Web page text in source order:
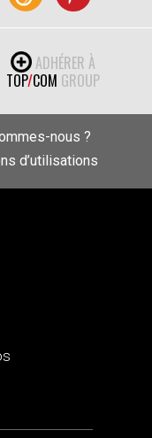
ADHÉRER À
TOP/COM GROUP
nous ?
d’utilisations